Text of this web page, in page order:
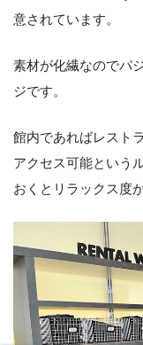
意されています。
素材が化繊なのでパ
ジです。
館内であればレスト
アクセス可能という
おくとリラックス度